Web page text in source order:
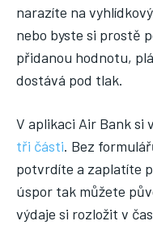
narazíte na
nebo byste si prostě
přidanou hodnotu,
dostává pod tlak.
V aplikaci Air Bank si
tři části. Bez
potvrdíte a zaplatíte
úspor tak můžete
výdaje si rozložit v